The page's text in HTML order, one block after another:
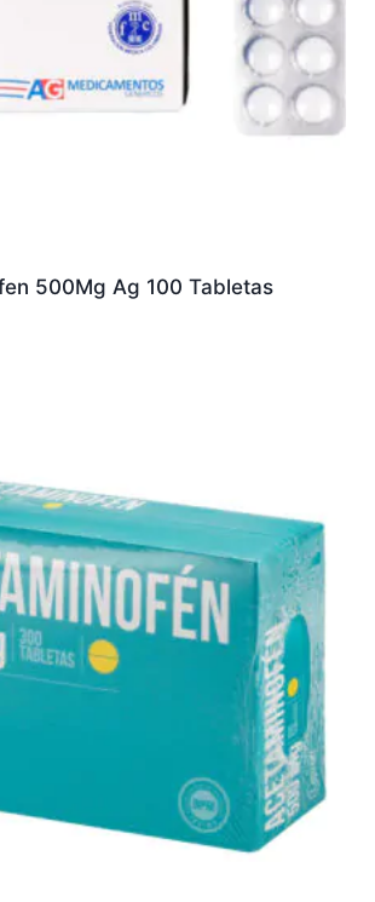
500Mg Ag 100 Tabletas